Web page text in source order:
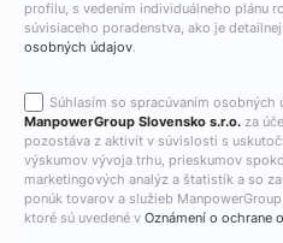
profilu, s vedením individuálneho plánu
súvisiaceho poradenstva, ako je
osobných údajov.
Súhlasím so spracúvaním
ManpowerGroup Slovensko s.r.o. za
pozostáva z aktivít v súvislosti s
výskumov vývoja trhu, prieskumov
marketingových analýz a štatistík a so
ponúk tovarov a služieb
ktoré sú uvedené v Oznámení o ochrane